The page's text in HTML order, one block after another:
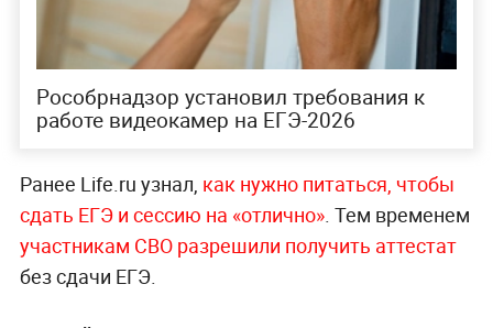
Рособрнадзор установил требования к
работе видеокамер на ЕГЭ-2026
Ранее Life.ru узнал, как нужно питаться, чтобы
сдать ЕГЭ и сессию на «отлично». Тем временем
участникам СВО разрешили получить аттестат
без сдачи ЕГЭ.